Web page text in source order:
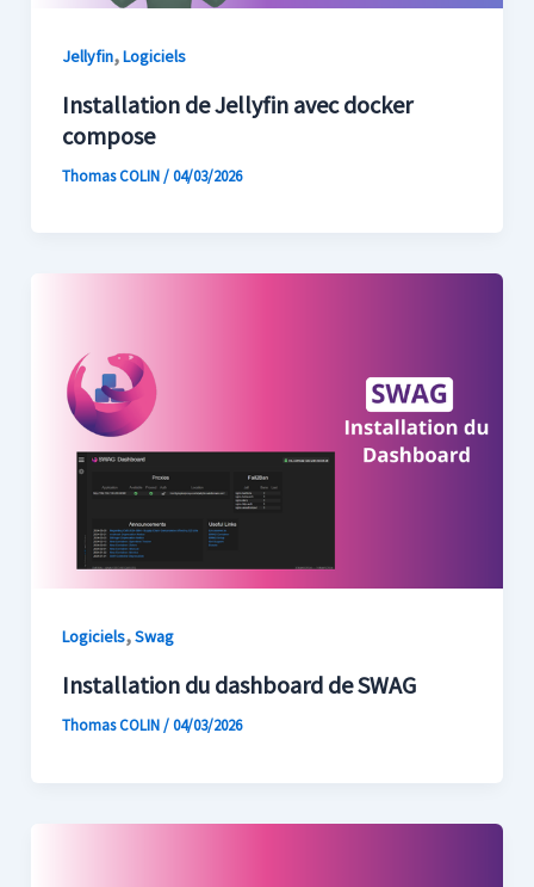
Jellyfin,Logiciels
Installation de Jellyfin avec docker
compose
Thomas COLIN/04/03/2026
Logiciels,Swag
Installation du dashboard de SWAG
Thomas COLIN/04/03/2026